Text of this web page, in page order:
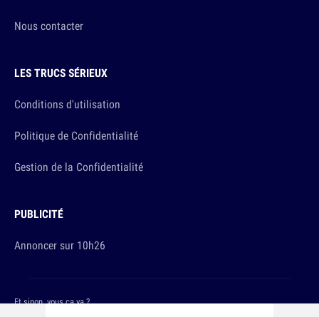
Nous contacter
LES TRUCS SÉRIEUX
Conditions d'utilisation
Politique de Confidentialité
Gestion de la Confidentialité
PUBLICITÉ
Annoncer sur 10h26
Et sinon, vous ça va ?